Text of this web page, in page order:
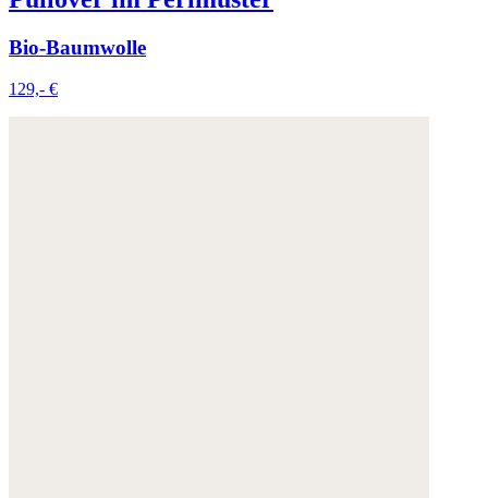
Bio-Baumwolle
129,- €